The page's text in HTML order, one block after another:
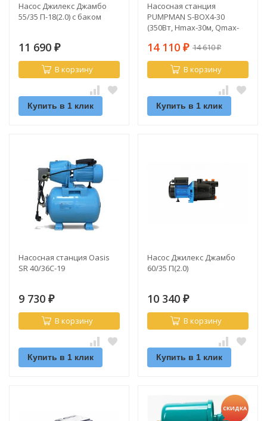
Насос Джилекс Джамбо
55/35 П-18(2.0) с баком
11 690 ₽
В корзину
Купить в 1 клик
Насосная станция
PUMPMAN S-BOX4-30
(350Вт, Hmax-30м, Qmax-
14 110 ₽ 14 610₽
В корзину
Купить в 1 клик
Насосная станция Oasis
SR 40/36C-19
9 730 ₽
В корзину
Купить в 1 клик
Насос Джилекс Джамбо
60/35 П(2.0)
10 340 ₽
В корзину
Купить в 1 клик
СКИДКА